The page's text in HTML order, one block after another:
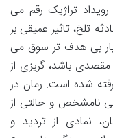
تراژیک رقم می
تلخ، تاثیر عمیقی بر
بار بی هدف تر سوق می
مقصدی باشد، گریزی از
شده است. رمان در
نامشخص و حالتی از
نمادی از تردید و